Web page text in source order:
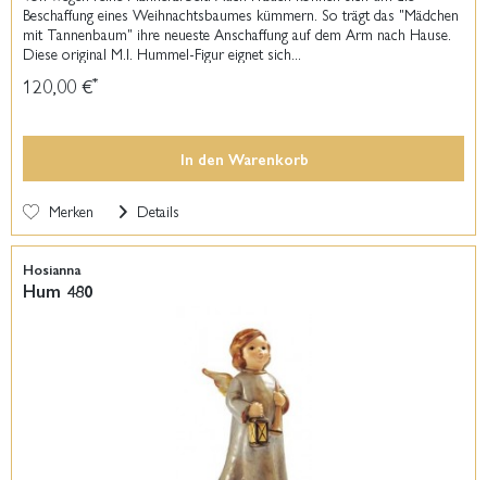
Beschaffung eines Weihnachtsbaumes kümmern. So trägt das "Mädchen
mit Tannenbaum" ihre neueste Anschaffung auf dem Arm nach Hause.
Diese original M.I. Hummel-Figur eignet sich...
120,00 €*
In den Warenkorb
Merken Details
Hosianna
Hum 480